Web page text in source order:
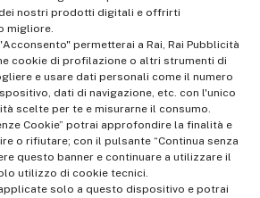
nostri prodotti digitali e offrirti
migliore.
permetterai a Rai, Rai Pubblicità
cookie di profilazione o altri strumenti di
e usare dati personali come il numero
dati di navigazione, etc. con l'unico
scelte per te e misurarne il consumo.
Cookie” potrai approfondire la finalità e
o rifiutare; con il pulsante “Continua senza
questo banner e continuare a utilizzare il
utilizzo di cookie tecnici.
solo a questo dispositivo e potrai
fully paid up | Data Protection
| Management and coordination: Rai -
S.p.A.
Register of Rome | VAT no.
RM- 949207 | Rai Com 2022 - All rights
2026 - Tutti i diritti riservati